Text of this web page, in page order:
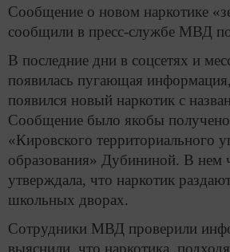
Сообщение о новом наркотике
сообщили в пресс-службе МВД
В последние дни в соцсетях и
появилась пугающая
появился новый наркотик с
Сообщение было якобы получено
«Кировского территориального
образования» Дубининой. В нем
утверждала, что наркотик
школьных дворах.
Сотрудники МВД проверили
выяснили, что наркотика,